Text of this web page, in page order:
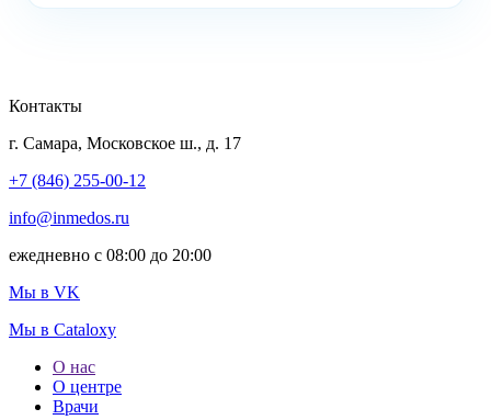
Контакты
г. Самара, Московское ш., д. 17
+7 (846) 255-00-12
info@inmedos.ru
ежедневно с 08:00 до 20:00
Мы в VK
Мы в Cataloxy
О нас
О центре
Врачи